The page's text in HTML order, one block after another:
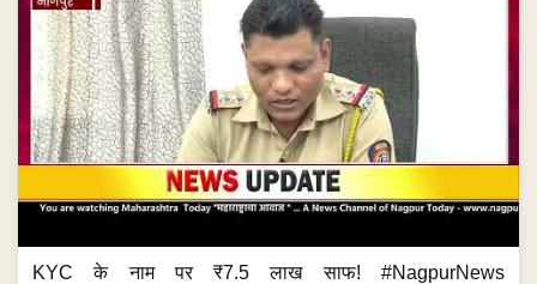
KYC के नाम पर ₹7.5 लाख साफ! #NagpurNews